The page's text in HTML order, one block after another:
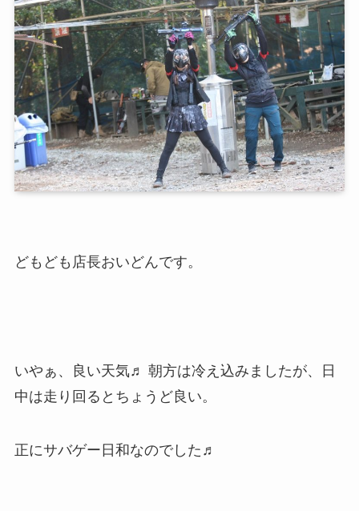
どもども店長おいどんです。
いやぁ、良い天気♬ 朝方は冷え込みましたが、日
中は走り回るとちょうど良い。
正にサバゲー日和なのでした♬